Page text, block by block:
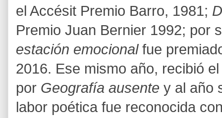
el Accésit Premio Barro, 1981;
Premio Juan Bernier 1992; por
estación emocionalfue
2016. Ese mismo año, recibió
por Geografía ausente y al año
labor poética fue reconocida